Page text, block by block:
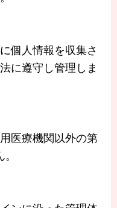
個人情報を収集さ
に遵守し管理しま
医療機関以外の第